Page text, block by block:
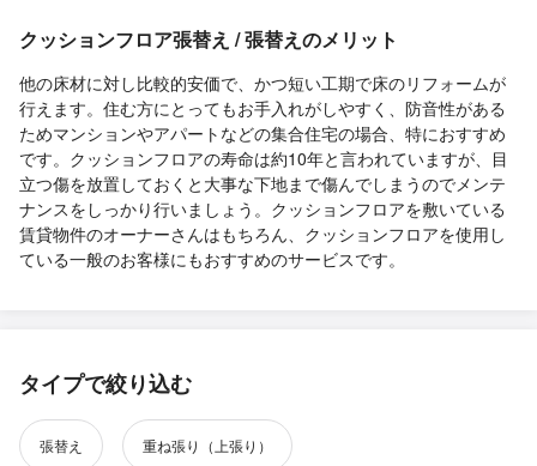
クッションフロア張替え / 張替えのメリット
他の床材に対し比較的安価で、かつ短い工期で床のリフォームが
行えます。住む方にとってもお手入れがしやすく、防音性がある
ためマンションやアパートなどの集合住宅の場合、特におすすめ
です。クッションフロアの寿命は約10年と言われていますが、目
立つ傷を放置しておくと大事な下地まで傷んでしまうのでメンテ
ナンスをしっかり行いましょう。クッションフロアを敷いている
賃貸物件のオーナーさんはもちろん、クッションフロアを使用し
ている一般のお客様にもおすすめのサービスです。
タイプで絞り込む
張替え 重ね張り（上張り）